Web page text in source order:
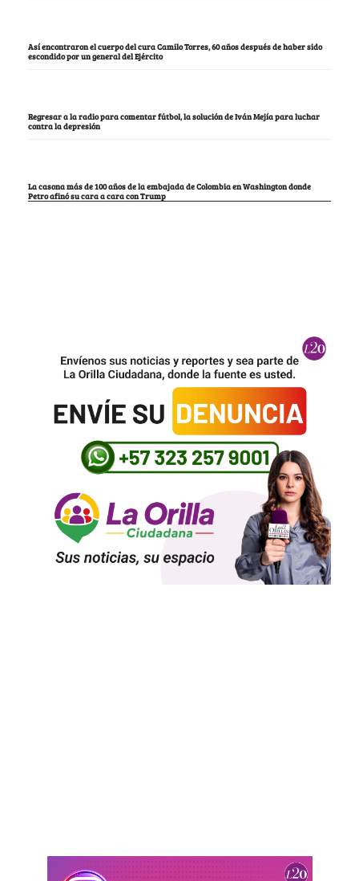
Así encontraron el cuerpo del cura Camilo Torres, 60 años después de haber sido
escondido por un general del Ejército
Regresar a la radio para comentar fútbol, la solución de Iván Mejía para luchar
contra la depresión
La casona más de 100 años de la embajada de Colombia en Washington donde
Petro afinó su cara a cara con Trump